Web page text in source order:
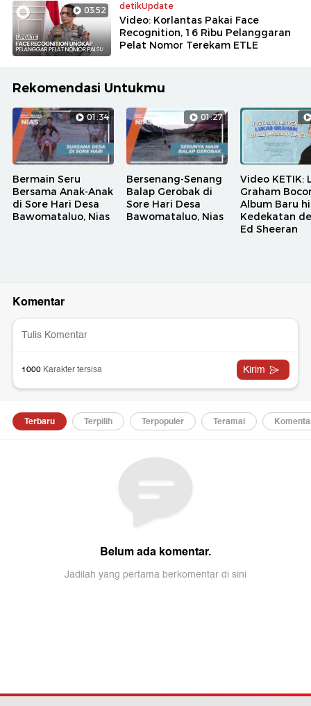
03:52 detikUpdate
Video: Korlantas Pakai Face
Recognition, 16 Ribu Pelanggaran
Pelat Nomor Terekam ETLE
Rekomendasi Untukmu
01:34
Bermain Seru
Bersama Anak-Anak
di Sore Hari Desa
Bawomataluo, Nias
01:27
Bersenang-Senang
Balap Gerobak di
Sore Hari Desa
Bawomataluo, Nias
Video KETIK:
Graham
Album Baru
Kedekatan
Ed Sheeran